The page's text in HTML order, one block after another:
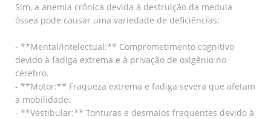
Sim, a anemia crônica devida à destruição da medula
óssea pode causar uma variedade de deficiências:
- **Mental/intelectual:** Comprometimento cognitivo
devido à fadiga extrema e à privação de oxigênio no
cérebro.
- **Motor:** Fraqueza extrema e fadiga severa que afetam
a mobilidade.
- **Vestibular:** Tonturas e desmaios frequentes devido à